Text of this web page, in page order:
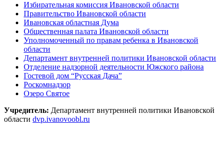
Избирательная комиссия Ивановской области
Правительство Ивановской области
Ивановская областная Дума
Общественная палата Ивановской области
Уполномоченный по правам ребенка в Ивановской
области
Департамент внутренней политики Ивановской области
Отделение надзорной деятельности Южского района
Гостевой дом “Русская Дача”
Роскомнадзор
Озеро Святое
Учредитель: Департамент внутренней политики Ивановской
области dvp.ivanovoobl.ru